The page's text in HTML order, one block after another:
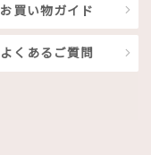
お買い物ガイド
よくあるご質問